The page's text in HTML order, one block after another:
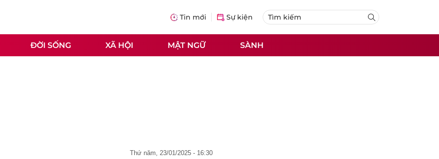
Tin mới Sự kiện
ĐỜI SỐNG XÃ HỘI MẬT NGỮ SÀNH
thứ năm, 23/01/2025 - 16:30